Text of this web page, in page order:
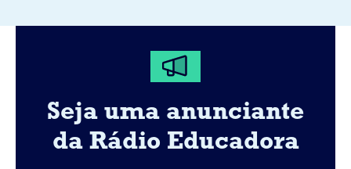
Seja uma anunciante
da Rádio Educadora